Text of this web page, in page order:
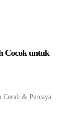
Cocok untuk
Cerah & Percaya